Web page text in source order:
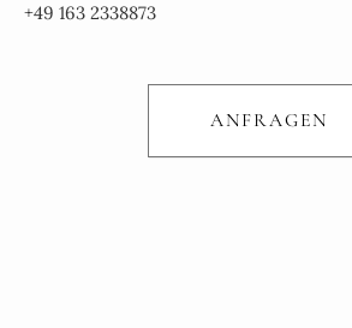
+49 163 2338873
ANFRAGEN